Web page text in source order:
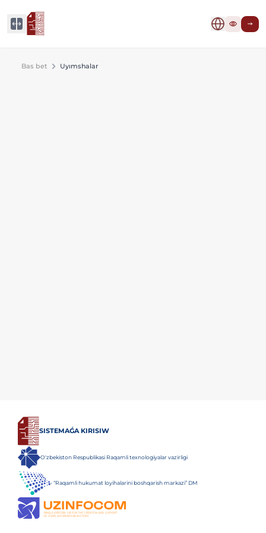
Bas bet Uyımshalar
SISTEMAǴA KIRISIW
O‘zbekiston Respublikasi Raqamli texnologiyalar vazirligi
“Raqamli hukumat loyihalarini boshqarish markazi” DM